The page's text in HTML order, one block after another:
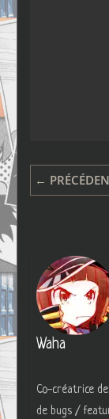
←
Waha
Co-créatrice
de bugs /